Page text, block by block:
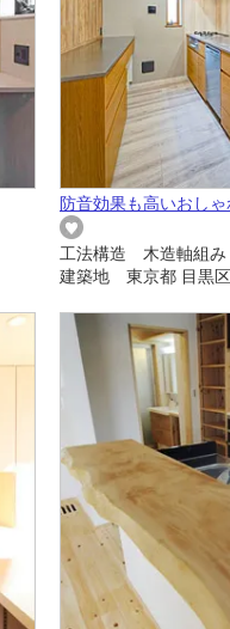
防音効果も高いおし
工法構造 木造軸組み
建築地 東京都 目黒区